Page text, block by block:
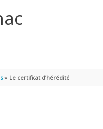
Le certificat d’hérédité